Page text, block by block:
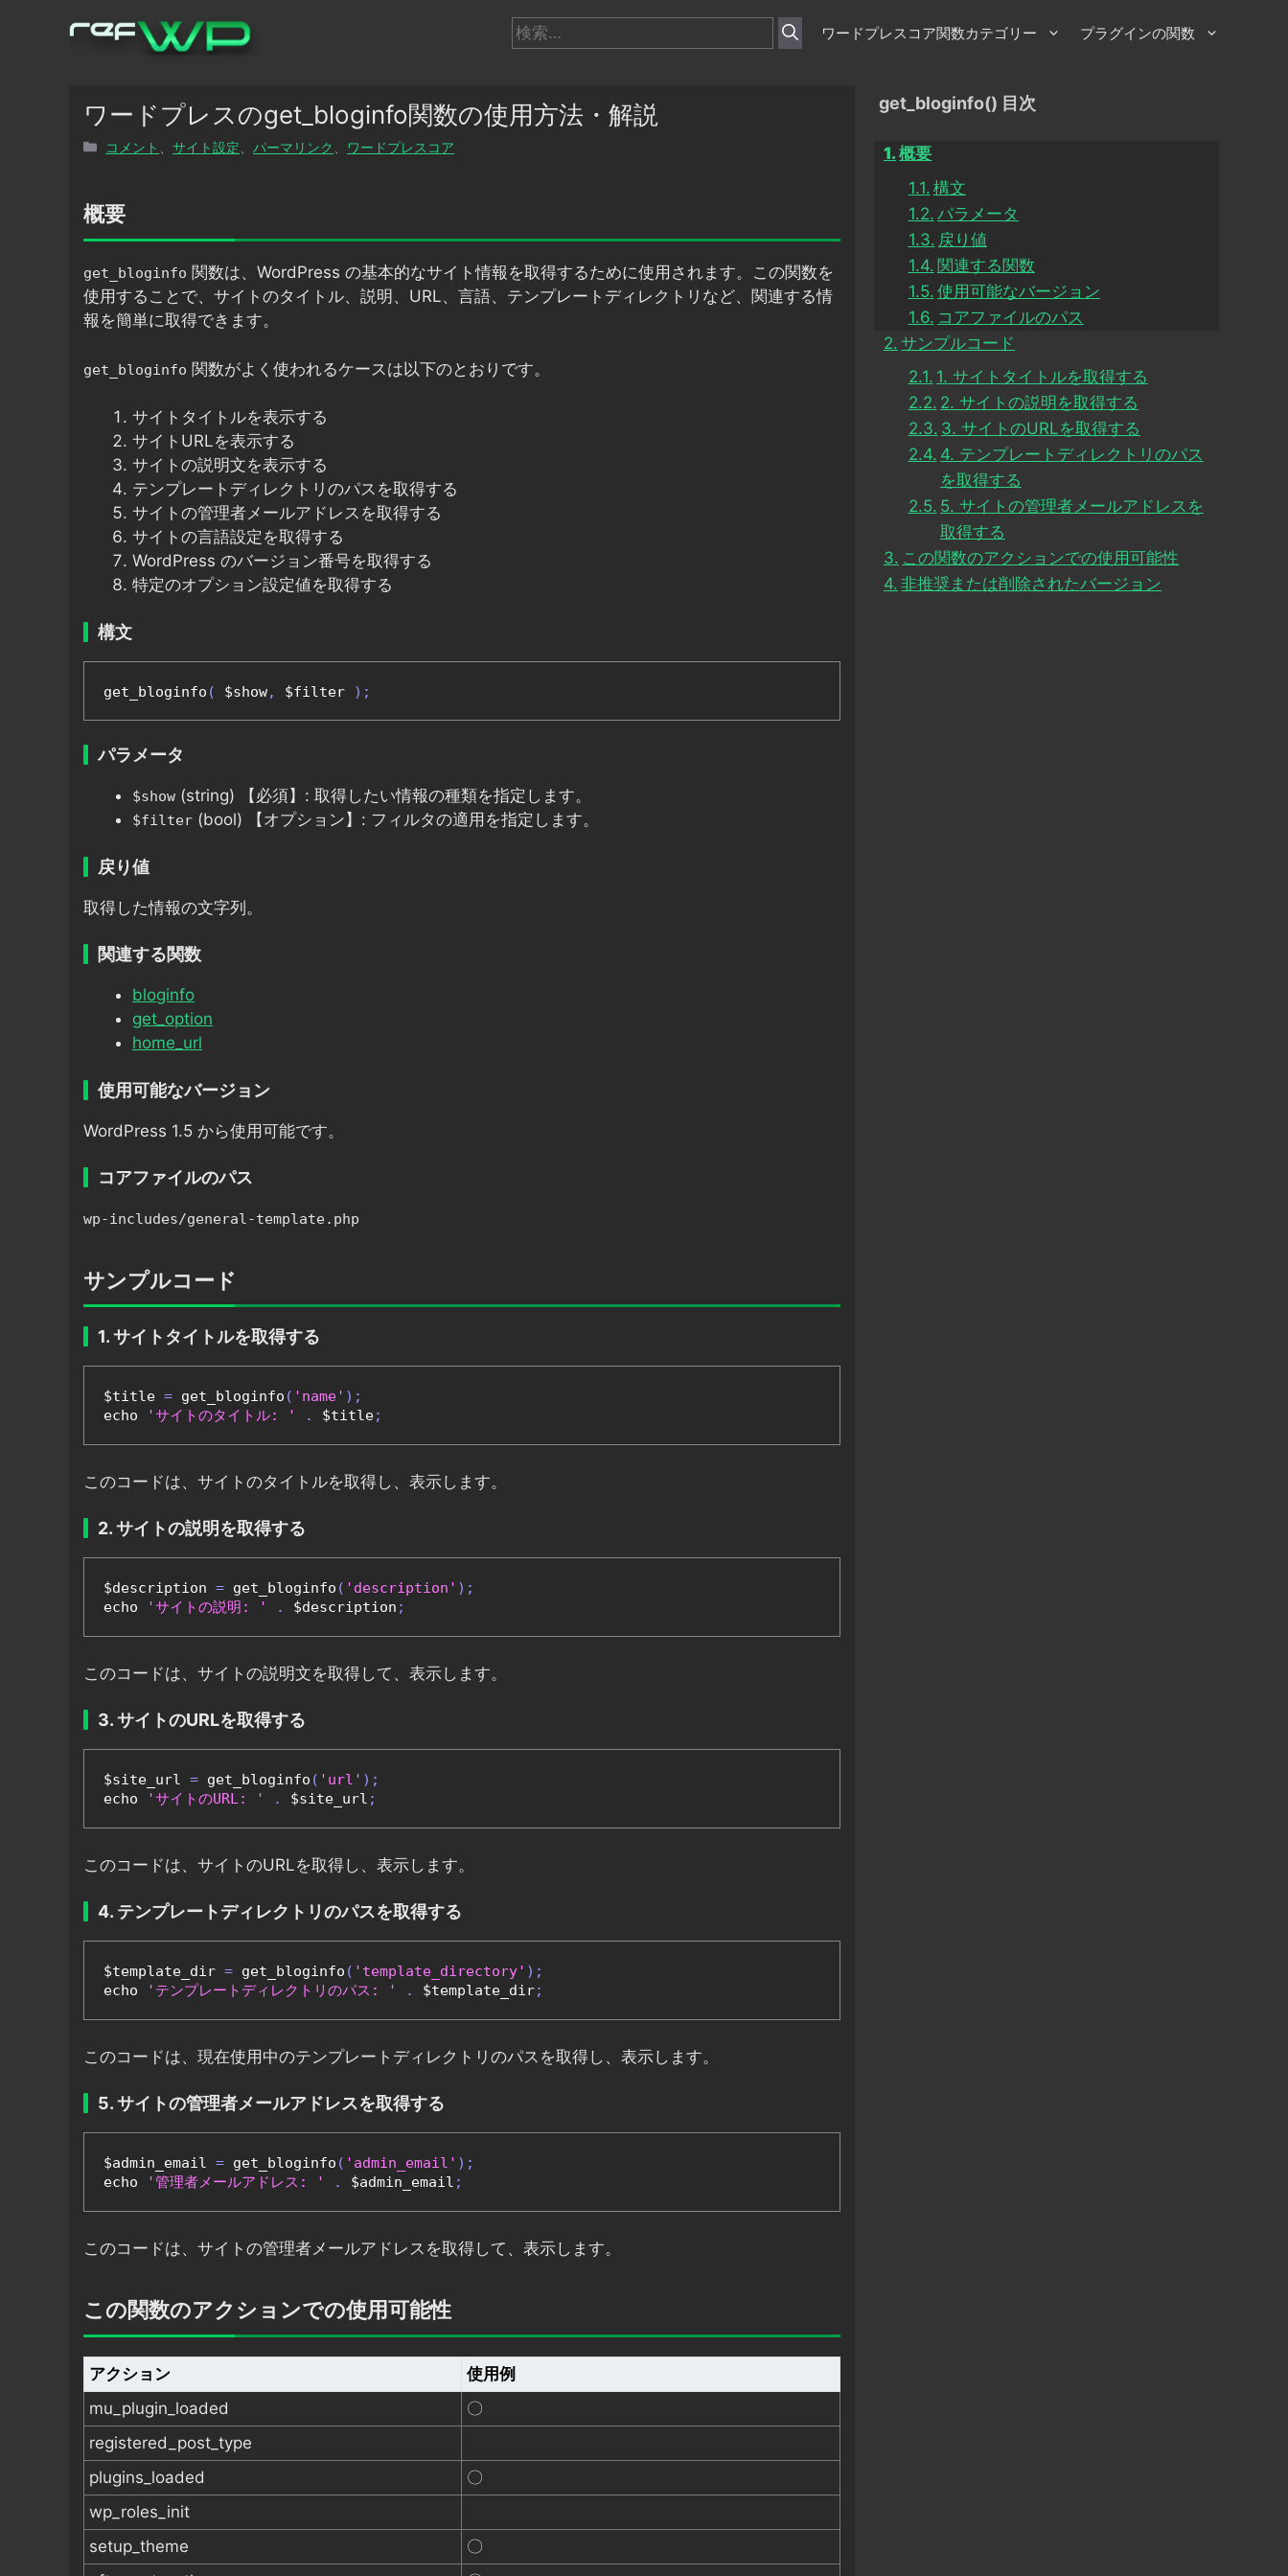
検
索:
ワードプレスコア関数カテゴリー プラグインの関数
ワードプレスのget_bloginfo関数の使用方法・解説
カ
リ
ー
コメント 、サイト設定 、パーマリンク ワードプレスコア
概要
get_bloginfo 関数は、WordPress の基本的なサイト情報を取得するために使用されます。この関数を
使用することで、サイトのタイトル、説明、URL、言語、テンプレートディレクトリなど、関連する情
報を簡単に取得できます。
get_bloginfo 関数がよく使われるケースは以下のとおりです。
サイトタイトルを表示する
サイトURLを表示する
サイトの説明文を表示する
テンプレートディレクトリのパスを取得する
サイトの管理者メールアドレスを取得する
サイトの言語設定を取得する
WordPress のバージョン番号を取得する
特定のオプション設定値を取得する
構文
get_bloginfo ( $show, $filter );
パラメータ
$show (string) 【必須】: 取得したい情報の種類を指定します。
$filter (bool) 【オプション】: フィルタの適用を指定します。
戻り値
取得した情報の文字列。
関連する関数
bloginfo
get_option
home_url
使用可能なバージョン
WordPress 1.5 から使用可能です。
コアファイルのパス
wp-includes/general-template.php
サンプルコード
1. サイトタイトルを取得する
$title = get_bloginfo ( 'name' );
echo
'サイトのタイトル: ' . $title;
このコードは、サイトのタイトルを取得し、表示します。
2. サイトの説明を取得する
$description = get_bloginfo ( 'description' );
echo
'サイトの説明: ' . $description ;
このコードは、サイトの説明文を取得して、表示します。
3. サイトのURLを取得する
$site_url = get_bloginfo ( 'url' );
echo
'サイトのURL: ' . $site_url ;
このコードは、サイトのURLを取得し、表示します。
4. テンプレートディレクトリのパスを取得する
$template_dir = get_bloginfo ( 'template_directory' );
echo
'テンプレートディレクトリのパス: ' . $template_dir;
このコードは、現在使用中のテンプレートディレクトリのパスを取得し、表示します。
5. サイトの管理者メールアドレスを取得する
$admin_email = get_bloginfo ( 'admin_email' );
echo
'管理者メールアドレス: ' . $admin_email ;
このコードは、サイトの管理者メールアドレスを取得して、表示します。
この関数のアクションでの使用可能性
アクション
使用例
mu_plugin_loaded
〇
registered_post_type
plugins_loaded
〇
wp_roles_init
setup_theme
〇
get_bloginfo() 目次
概要
構文
パラメータ
戻り値
関連する関数
使用可能なバージョン
コアファイルのパス
サンプルコード
1. サイトタイトルを取得する
2. サイトの説明を取得する
3. サイトのURLを取得する
4. テンプレートディレクトリのパス
を取得する
5. サイトの管理者メールアドレスを
取得する
この関数のアクションでの使用可能性
非推奨または削除されたバージョン